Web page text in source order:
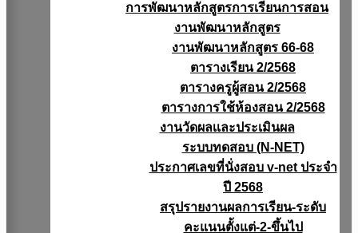
การพัฒนาหลักสูตรการเรียนการสอน
งานพัฒนาหลักสูตร
งานพัฒนาหลักสูตร 66-68
ตารางเรียน 2/2568
ตารางครูผู้สอน 2/2568
ตารางการใช้ห้องสอน 2/2568
งานวัดผลเเละประเมินผล
ระบบทดสอบ (N-NET)
ประกาศเลขที่นั่งสอบ v-net ประจำ
ปี 2568
สรุปรายงานผลการเรียน-ระดับ
คะแนนตั้งแต่-2-ขึ้นไป